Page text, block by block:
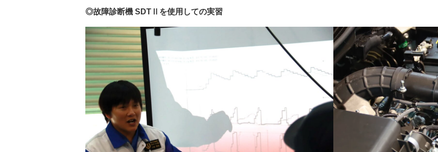
◎故障診断機 SDTⅡを使用しての実習